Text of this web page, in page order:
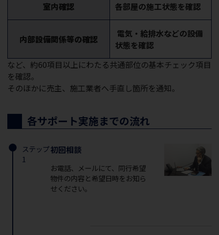
室内確認 各部屋の施工状態を確認
内部設備関係等の確認
電気・給排水などの設備
状態を確認
など、約60項目以上にわたる共通部位の基本チェック項目
を確認。
そのほかに売主、施工業者へ手直し箇所を通知。
各サポート実施までの流れ
ステップ
1
初回相談
お電話、メールにて、同行希望
物件の内容と希望日時をお知ら
せください。